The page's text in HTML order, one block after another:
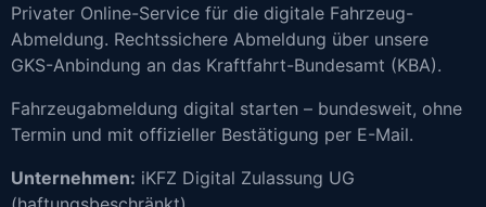
Privater Online-Service für die digitale Fahrzeug-
Abmeldung. Rechtssichere Abmeldung über unsere
GKS-Anbindung an das Kraftfahrt-Bundesamt (KBA).
Fahrzeugabmeldung digital starten – bundesweit, ohne
Termin und mit offizieller Bestätigung per E-Mail.
Unternehmen: iKFZ Digital Zulassung UG